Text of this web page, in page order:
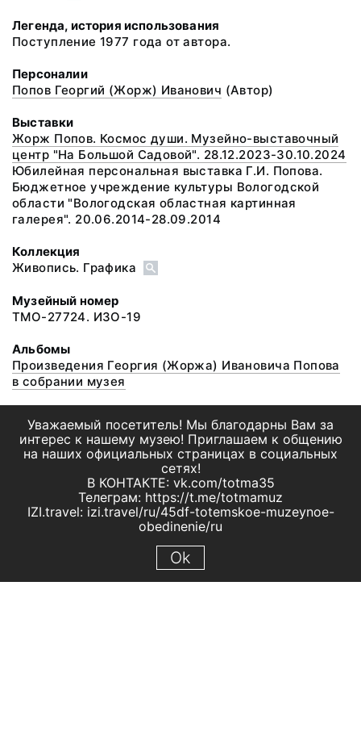
Легенда, история использования
Поступление 1977 года от автора.
Персоналии
Попов Георгий (Жорж) Иванович (Автор)
Выставки
Жорж Попов. Космос души. Музейно-выставочный
центр "На Большой Садовой". 28.12.2023-30.10.2024
Юбилейная персональная выставка Г.И. Попова.
Бюджетное учреждение культуры Вологодской
области "Вологодская областная картинная
галерея". 20.06.2014-28.09.2014
Коллекция
Живопись. Графика
Музейный номер
ТМО-27724. ИЗО-19
Альбомы
Произведения Георгия (Жоржа) Ивановича Попова
в собрании музея
Уважаемый посетитель! Мы благодарны Вам за
интерес к нашему музею! Приглашаем к общению
на наших официальных страницах в социальных
сетях!
В КОНТАКТЕ: vk.com/totma35
Телеграм: https://t.me/totmamuz
IZI.travel: izi.travel/ru/45df-totemskoe-muzeynoe-
obedinenie/ru
Ok